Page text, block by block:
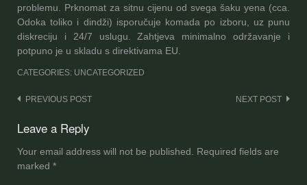
problemu. Prknomat za sitnu cijenu od svega šaku yena (cca.
Odoka toliko i dindži) isporučuje komada po izboru, uz punu
diskreciju i 24/7 uslugu. Zahtjeva minimalno održavanje i
potpuno je u skladu s direktivama EU.
CATEGORIES: UNCATEGORIZED
Post
navigation
PREVIOUS POST NEXT POST
Leave a Reply
Your email address will not be published.
Required fields are
marked *